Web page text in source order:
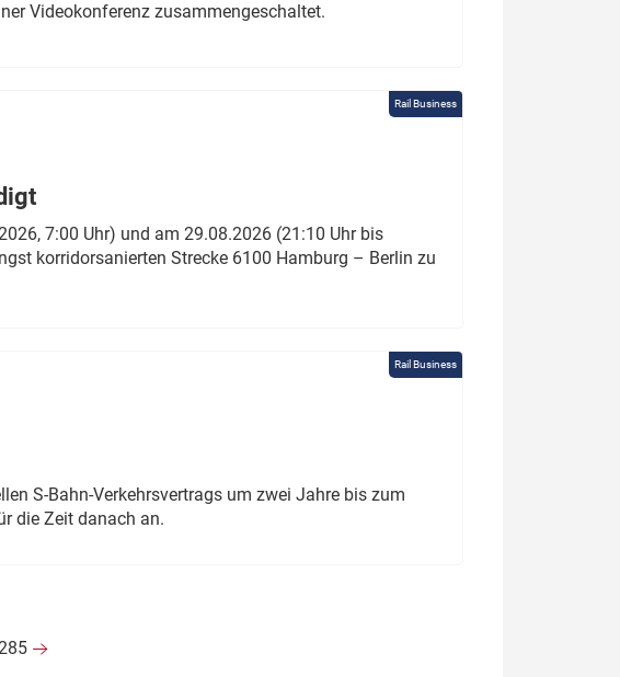
Videokonferenz zusammengeschaltet.
Rail Business
7:00 Uhr) und am 29.08.2026 (21:10 Uhr bis
korridorsanierten Strecke 6100 Hamburg – Berlin zu
Rail Business
S-Bahn-Verkehrsvertrags um zwei Jahre bis zum
die Zeit danach an.